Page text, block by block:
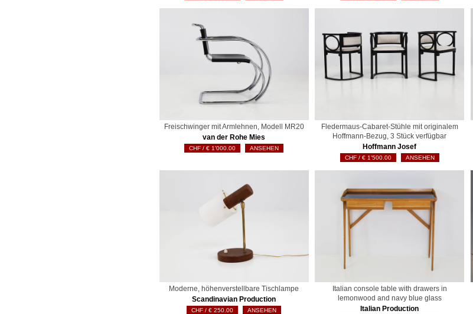
Freischwinger mit Armlehnen, Modell MR20
van der Rohe Mies
€ 1'000.00 ANSEHEN
Fledermaus-Cabaret-Stühle mit originalem
Hoffmann-Bezug, 3 Stück verfügbar
Hoffmann Josef
€1'500.00 ANSEHEN
Moderne, höhenverstellbare Tischlampe
Scandinavian Production
€ 250.00 ANSEHEN
Italian console table with drawers in
lemonwood and navy blue glass
Italian Production